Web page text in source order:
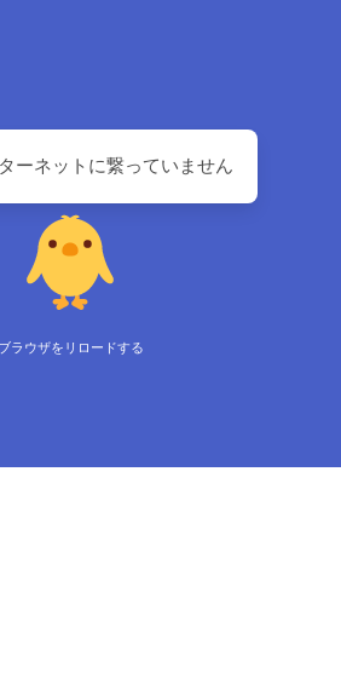
ーネットに繋っていません
ブラウザをリロードする